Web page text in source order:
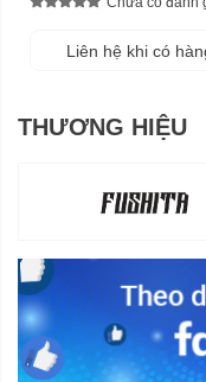
Liên hệ khi có
THƯƠNG HIỆU